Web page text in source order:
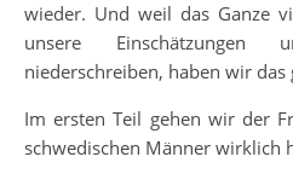
wieder. Und weil das Ganze
unsere Einschätzungen
niederschreiben, haben wir das
Im ersten Teil gehen wir der
schwedischen Männer wirklich